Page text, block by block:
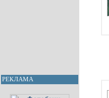
РЕКЛАМА